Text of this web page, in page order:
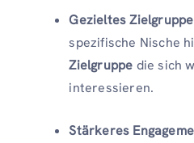
Gezieltes
spezifische Nische
Zielgruppe die sich
interessieren.
Stärkeres